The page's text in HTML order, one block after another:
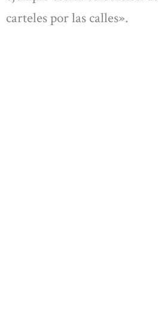
carteles por las calles».